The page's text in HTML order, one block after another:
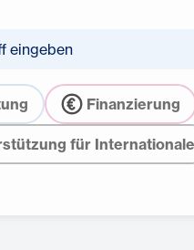
Finanzierung
für Internationale